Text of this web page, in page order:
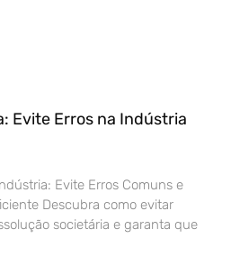
Evite Erros na Indústria
Evite Erros Comuns e
Descubra como evitar
societária e garanta que